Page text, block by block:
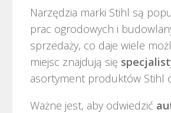
Narzędzia marki Stihl są
prac ogrodowych i
sprzedaży, co daje wiele
miejsc znajdują się
asortyment produktów Stihl
Ważne jest, aby odwiedzić